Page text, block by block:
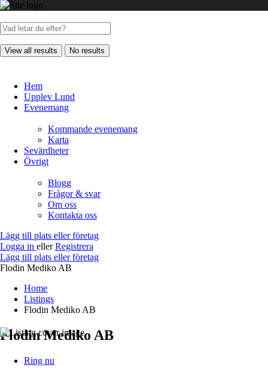
View all results No results
Hem
Upplev Lund
Evenemang
Kommande evenemang
Karta
Sevärdheter
Övrigt
Blogg
Frågor & svar
Om oss
Kontakta oss
Lägg till plats eller företag
Logga in eller Registrera
Lägg till plats eller företag
Flodin Mediko AB
Home
Listings
Flodin Mediko AB
Flodin Mediko AB
Ring nu